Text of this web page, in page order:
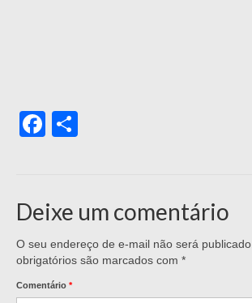
Facebook
Deixe um comentário
O seu endereço de e-mail não será publicado.
obrigatórios são marcados com *
Comentário *